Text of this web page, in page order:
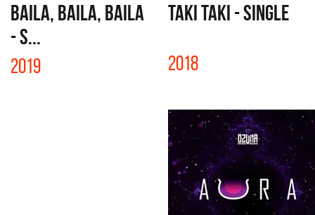
BAILA, BAILA, BAILA
- S...
2019
TAKI TAKI - SINGLE
2018